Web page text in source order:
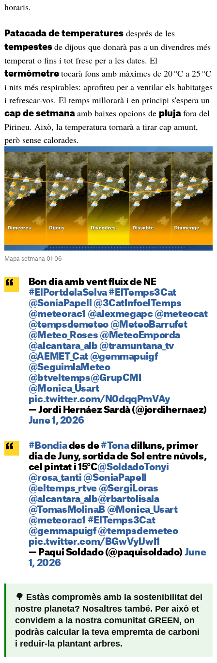
horaris.
Patacada de temperaturesdesprés de les
tempestes de dijous que donarà pas a un divendres més
temperat o fins i tot fresc per a les dates. El
termòmetre tocarà fons amb màximes de 20 °C a 25 °C
i nits més respirables: aprofiteu per a ventilar els habitatges
i refrescar-vos. El temps millorarà i en principi s'espera un
cap de setmana amb baixes opcions de pluja fora del
Pirineu. Això, la temperatura tornarà a tirar cap amunt,
però sense calorades.
Mapa setmana 01 06
Bon dia amb vent fluix de NE
#ElPortdelaSelva #ElTemps3Cat
@SoniaPapell
@3CatInfoelTemps
@meteorac1 @alexmegapc @meteocat
@tempsdemeteo @MeteoBarrufet
@Meteo_Roses @MeteoEmporda
@alcantara_alb @tramuntana_tv
@AEMET_Cat @gemmapuigf
@SeguimlaMeteo
@btveltemps@GrupCMI
@Monica_Usart
pic.twitter.com/N0dqqPmVAy
— Jordi Hernáez Sardà (@jordihernaez)
June 1, 2026
#Bondiades de #Tonadilluns, primer
dia de Juny, sortida de Sol entre núvols,
cel pintat i 15°C@SoldadoTonyi
@rosa_tanti @SoniaPapell
@eltemps_rtve @SergiLoras
@alcantara_alb@rbartolisala
@TomasMolinaB @Monica_Usart
@meteorac1 #ElTemps3Cat
@gemmapuigf @tempsdemeteo
pic.twitter.com/BGwVylJwI1
— Paqui Soldado (@paquisoldado) June
1, 2026
🌳 Estàs compromès amb la sostenibilitat del
nostre planeta? Nosaltres també. Per això et
convidem a la nostra comunitat GREEN, on
podràs calcular la teva empremta de carboni
i reduir-la plantant arbres.